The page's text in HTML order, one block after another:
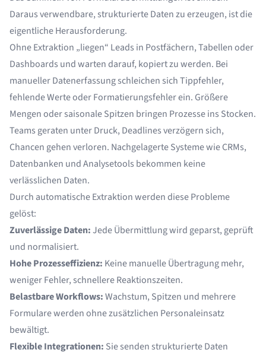
Daraus verwendbare, strukturierte Daten zu erzeugen, ist die
eigentliche Herausforderung.
Ohne Extraktion „liegen“ Leads in Postfächern, Tabellen oder
Dashboards und warten darauf, kopiert zu werden. Bei
manueller Datenerfassung schleichen sich Tippfehler,
fehlende Werte oder Formatierungsfehler ein. Größere
Mengen oder saisonale Spitzen bringen Prozesse ins Stocken.
Teams geraten unter Druck, Deadlines verzögern sich,
Chancen gehen verloren. Nachgelagerte Systeme wie CRMs,
Datenbanken und Analysetools bekommen keine
verlässlichen Daten.
Durch automatische Extraktion werden diese Probleme
gelöst:
Zuverlässige Daten:Jede Übermittlung wird geparst, geprüft
und normalisiert.
Hohe Prozesseffizienz: Keine manuelle Übertragung mehr,
weniger Fehler, schnellere Reaktionszeiten.
Belastbare Workflows:Wachstum, Spitzen und mehrere
Formulare werden ohne zusätzlichen Personaleinsatz
bewältigt.
Flexible Integrationen: Sie senden strukturierte Daten